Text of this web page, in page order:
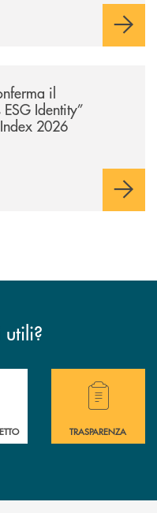
dell’operazione.
il
Identity”
2026
utili?
Hai bisogno di
TRASPARENZA